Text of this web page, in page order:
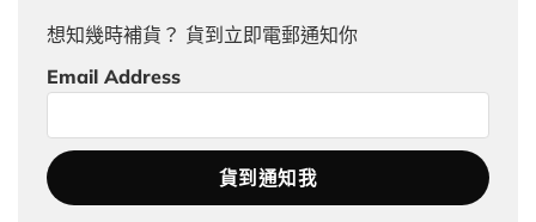
想知幾時補貨？ 貨到立即電郵通知你
Email Address